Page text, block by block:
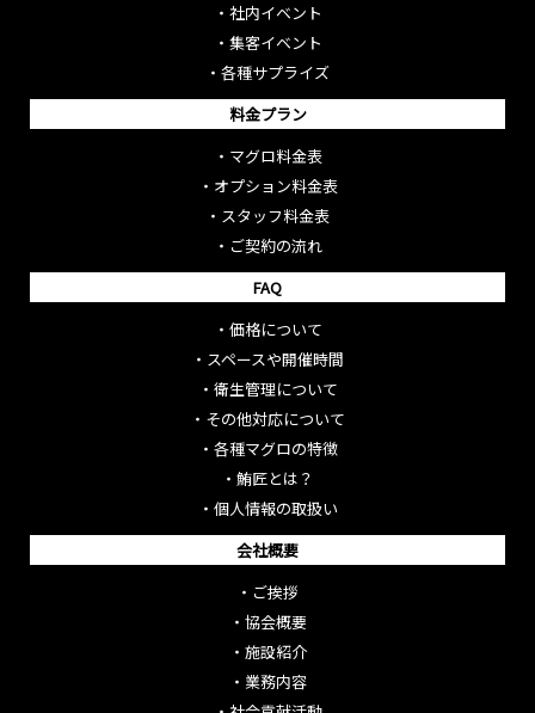
・ 社内イベント
・ 集客イベント
・ 各種サプライズ
料金プラン
・ マグロ料金表
・ オプション料金表
・ スタッフ料金表
・ ご契約の流れ
FAQ
・ 価格について
・ スペースや開催時間
・ 衛生管理について
・ その他対応について
・ 各種マグロの特徴
・ 鮪匠とは？
・ 個人情報の取扱い
会社概要
・ ご挨拶
・ 協会概要
・ 施設紹介
・ 業務内容